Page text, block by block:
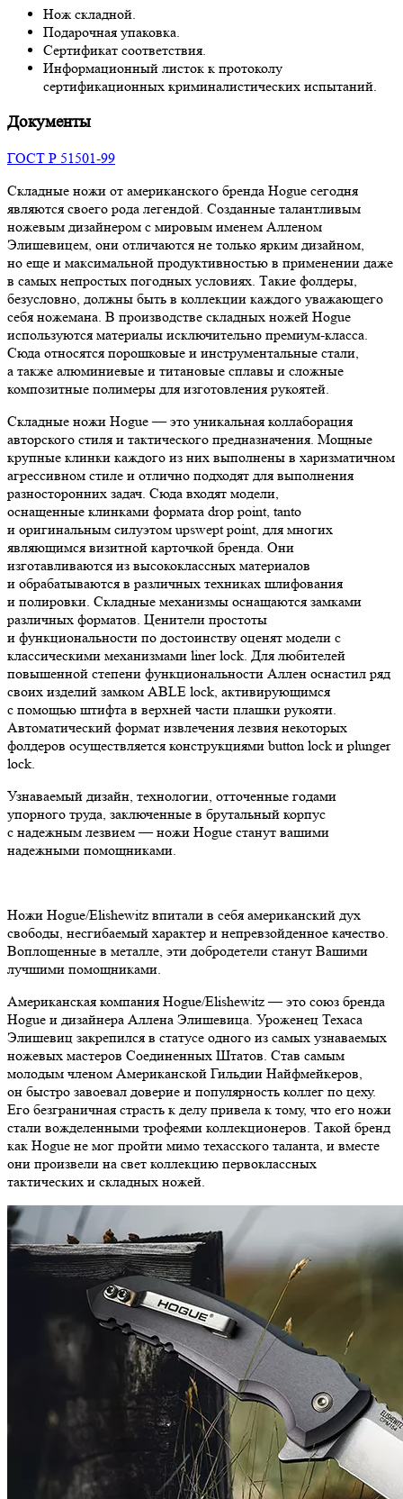
Нож складной.
Подарочная упаковка.
Сертификат соответствия.
Информационный листок к протоколу
сертификационных криминалистических испытаний.
Документы
ГОСТ Р 51501-99
Складные ножи от американского бренда Hogue сегодня
являются своего рода легендой. Созданные талантливым
ножевым дизайнером с мировым именем Алленом
Элишевицем, они отличаются не только ярким дизайном,
но еще и максимальной продуктивностью в применении даже
в самых непростых погодных условиях. Такие фолдеры,
безусловно, должны быть в коллекции каждого уважающего
себя ножемана. В производстве складных ножей Hogue
используются материалы исключительно премиум-класса.
Сюда относятся порошковые и инструментальные стали,
а также алюминиевые и титановые сплавы и сложные
композитные полимеры для изготовления рукоятей.
Складные ножи Hogue — это уникальная коллаборация
авторского стиля и тактического предназначения. Мощные
крупные клинки каждого из них выполнены в харизматичном
агрессивном стиле и отлично подходят для выполнения
разносторонних задач. Сюда входят модели,
оснащенные клинками формата drop point, tanto
и оригинальным силуэтом upswept point, для многих
являющимся визитной карточкой бренда. Они
изготавливаются из высококлассных материалов
и обрабатываются в различных техниках шлифования
и полировки. Складные механизмы оснащаются замками
различных форматов. Ценители простоты
и функциональности по достоинству оценят модели с
классическими механизмами liner lock. Для любителей
повышенной степени функциональности Аллен оснастил ряд
своих изделий замком ABLE lock, активирующимся
с помощью штифта в верхней части плашки рукояти.
Автоматический формат извлечения лезвия некоторых
фолдеров осуществляется конструкциями button lock и plunger
lock.
Узнаваемый дизайн, технологии, отточенные годами
упорного труда, заключенные в брутальный корпус
с надежным лезвием — ножи Hogue станут вашими
надежными помощниками.
Ножи Hogue/Elishewitz впитали в себя американский дух
свободы, несгибаемый характер и непревзойденное качество.
Воплощенные в металле, эти добродетели станут Вашими
лучшими помощниками.
Американская компания Hogue/Elishewitz — это союз бренда
Hogue и дизайнера Аллена Элишевица. Уроженец Техаса
Элишевиц закрепился в статусе одного из самых узнаваемых
ножевых мастеров Соединенных Штатов. Став самым
молодым членом Американской Гильдии Найфмейкеров,
он быстро завоевал доверие и популярность коллег по цеху.
Его безграничная страсть к делу привела к тому, что его ножи
стали вожделенными трофеями коллекционеров. Такой бренд
как Hogue не мог пройти мимо техасского таланта, и вместе
они произвели на свет коллекцию первоклассных
тактических и складных ножей.